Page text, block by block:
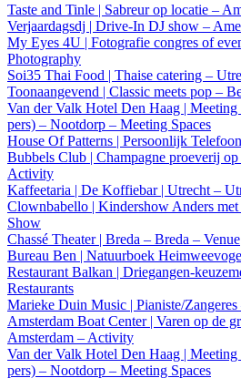
Taste and Tinle | Sabreur op locatie –
Verjaardagsdj | Drive-In DJ show –
My Eyes 4U | Fotografie congres of
Photography
Soi35 Thai Food | Thaise catering –
Toonaangevend | Classic meets pop –
Van der Valk Hotel Den Haag |
pers) – Nootdorp – Meeting Spaces
House Of Patterns | Persoonlijk
Bubbels Club | Champagne proeverij
Activity
Kaffeetaria | De Koffiebar | Utrecht –
Clownbabello | Kindershow Anders met
Show
Chassé Theater | Breda – Breda – Venue
Bureau Ben | Natuurboek
Restaurant Balkan | Driegangen-
Restaurants
Marieke Duin Music | Pianiste/
Amsterdam Boat Center | Varen op de
Amsterdam – Activity
Van der Valk Hotel Den Haag |
pers) – Nootdorp – Meeting Spaces